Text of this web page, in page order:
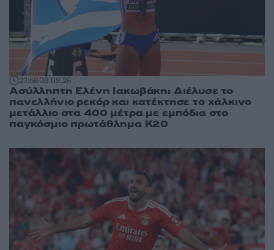
23:5609.08.26
Ασύλληπτη Ελένη Ιακωβάκη: Διέλυσε το
πανελλήνιο ρεκόρ και κατέκτησε το χάλκινο
μετάλλιο στα 400 μέτρα με εμπόδια στο
παγκόσμιο πρωτάθλημα Κ20